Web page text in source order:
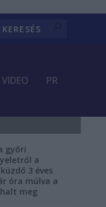
VIDEO PR
győri
a
3 éves
óra múlva a
meg